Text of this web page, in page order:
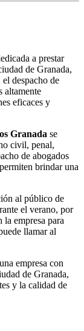
a prestar
de Granada,
despacho de
altamente
eficaces y
Granada se
civil, penal,
de abogados
brindar una
al público de
el verano, por
la empresa para
llamar al
empresa con
de Granada,
y la calidad de